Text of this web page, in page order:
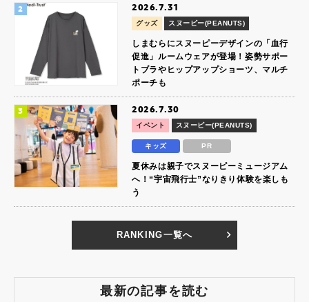
2026.7.31
グッズ スヌーピー(PEANUTS)
しまむらにスヌーピーデザインの「血行
促進」ルームウェアが登場！姿勢サポー
トブラやヒップアップショーツ、マルチ
ポーチも
2026.7.30
イベント スヌーピー(PEANUTS)
キッズ PR
夏休みは親子でスヌーピーミュージアム
へ！“宇宙飛行士”なりきり体験を楽しも
う
RANKING一覧へ
最新の記事を読む